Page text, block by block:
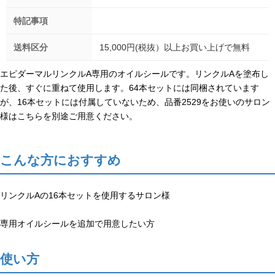
特記事項
送料区分 15,000円(税抜）以上お買い上げで無料
エピダーマルリンクルA専用のオイルシールです。リンクルAを塗布し
た後、すぐに重ねて使用します。64本セットには同梱されています
が、16本セットには付属していないため、品番2529をお使いのサロン
様はこちらを別途ご用意ください。
こんな方におすすめ
リンクルAの16本セットを使用するサロン様
専用オイルシールを追加で用意したい方
使い方